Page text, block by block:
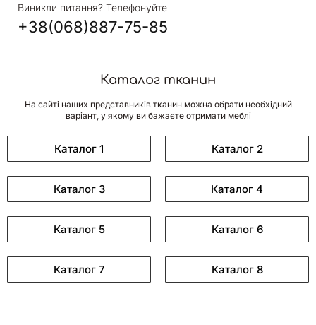
Виникли питання? Телефонуйте
+38(068)887-75-85
Каталог тканин
На сайті наших представників тканин можна обрати необхідний
варіант, у якому ви бажаєте отримати меблі
Каталог 1 Каталог 2
Каталог 3 Каталог 4
Каталог 5 Каталог 6
Каталог 7 Каталог 8